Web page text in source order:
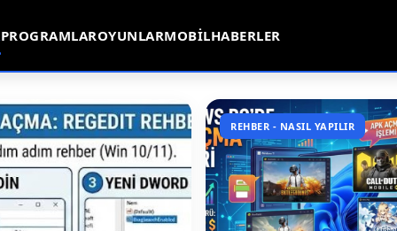
PROGRAMLAROYUNLARMOBILHABERLER
REHBER - NASIL YAPILIR